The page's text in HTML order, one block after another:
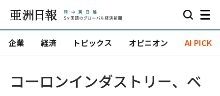
企業 経済 トピックス オピニオン AI PICK
コーロンインダストリー、ベ